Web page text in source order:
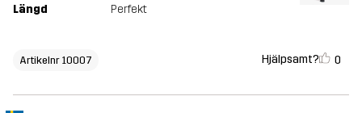
Längd
Perfekt
Artikelnr 10007 Hjälpsamt? 0